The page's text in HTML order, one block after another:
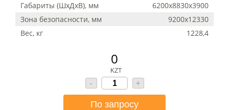
Габариты (ШхДхВ), мм
6200х8830х3900
Зона безопасности, мм
9200х12330
Вес, кг
1228,4
0
KZT
- +